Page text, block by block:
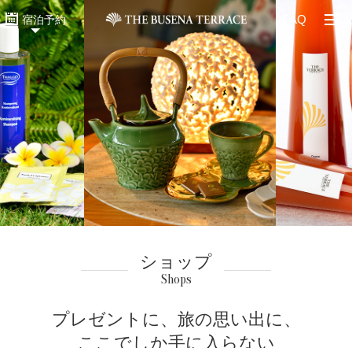
FAQ
ショップ
Shops
プレゼントに、 旅の思い出に、
ここでしか手に入らない
宿泊予約